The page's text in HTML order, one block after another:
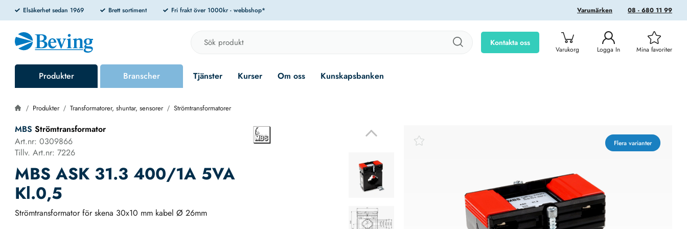
Elsäkerhet sedan 1969 Brett sortiment Fri frakt över 1000kr - webbshop* 08 - 680 11 99
Varumärken
Kontakta oss
Varukorg Logga In Mina favoriter
Produkter Branscher Tjänster Kurser Om oss Kunskapsbanken
Produkter Transformatorer, shuntar, sensorer Strömtransformatorer
Flera varianter
MBS Strömtransformator
Art.nr: 0309866
Tillv. Art.nr: 7226
MBS ASK 31.3 400/1A 5VA
Kl.0,5
Strömtransformator för skena 30x10 mm kabel Ø 26mm